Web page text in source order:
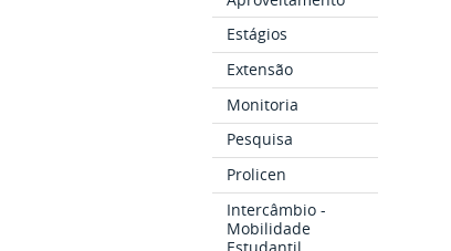
Estágios
Extensão
Monitoria
Pesquisa
Prolicen
Intercâmbio -
Mobilidade